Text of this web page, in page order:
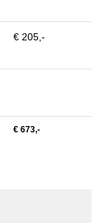
€ 205,-
€ 673,-